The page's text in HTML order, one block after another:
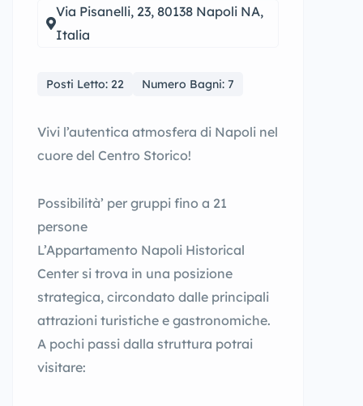
Via Pisanelli, 23, 80138 Napoli NA,
Italia
Posti Letto: 22 Numero Bagni: 7
Vivi l’autentica atmosfera di Napoli nel
cuore del Centro Storico!
Possibilità’ per gruppi fino a 21
persone
L’Appartamento Napoli Historical
Center si trova in una posizione
strategica, circondato dalle principali
attrazioni turistiche e gastronomiche.
A pochi passi dalla struttura potrai
visitare: